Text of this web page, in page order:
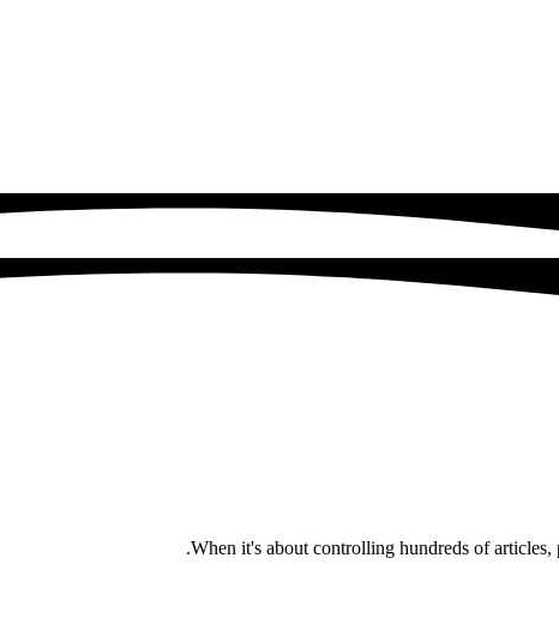
When it's about controlling hundreds of